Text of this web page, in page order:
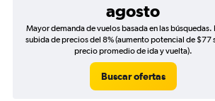
agosto
Mayor demanda de vuelos basada en las búsquedas.
subida de precios del 8% (aumento potencial de $77
precio promedio de ida y vuelta).
Buscar ofertas